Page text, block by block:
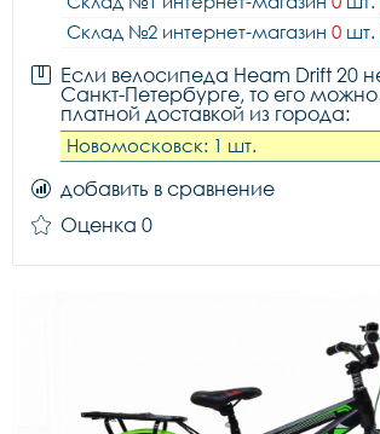
Склад №2 интернет-магазин 0 шт.
Если велосипеда Heam Drift 20
Санкт-Петербурге, то его можно
платной доставкой из города:
Новомосковск: 1 шт.
добавить в сравнение
Оценка 0